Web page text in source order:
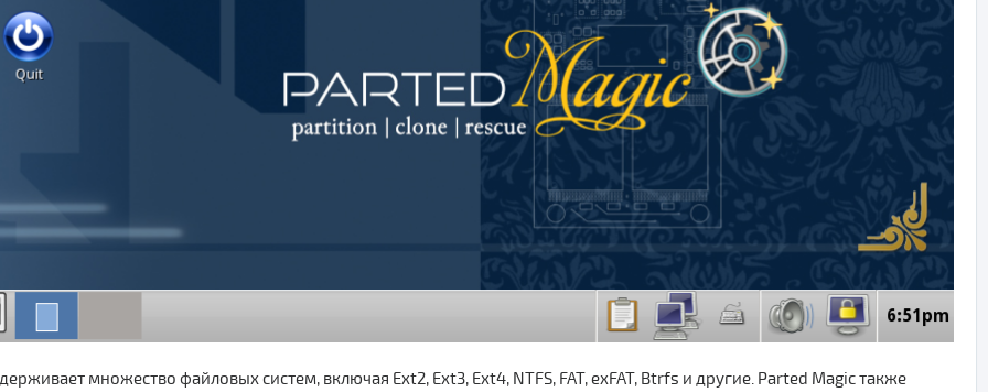
множество файловых систем, включая Ext2, Ext3, Ext4, NTFS, FAT, exFAT, Btrfs и другие. Parted Magic также